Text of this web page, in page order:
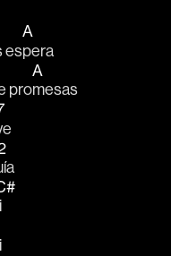
es
A
pera
pro
A
mesas